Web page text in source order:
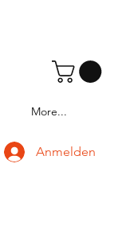
More...
Anmelden